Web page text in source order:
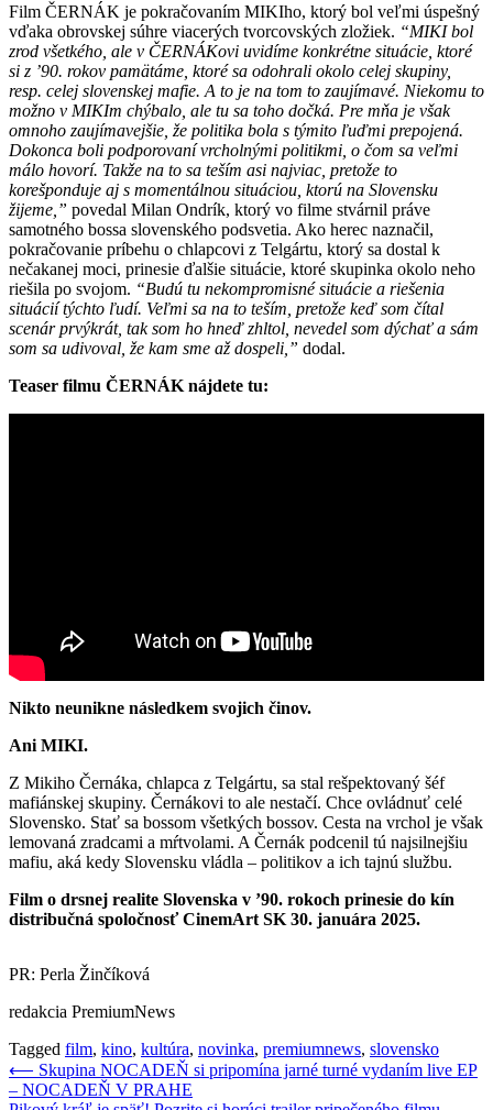
Film ČERNÁK je pokračovaním MIKIho, ktorý bol veľmi úspešný
vďaka obrovskej súhre viacerých tvorcovských zložiek. “MIKI bol
zrod všetkého, ale v ČERNÁKovi uvidíme konkrétne situácie, ktoré
si z ’90. rokov pamätáme, ktoré sa odohrali okolo celej skupiny,
resp. celej slovenskej mafie. A to je na tom to zaujímavé. Niekomu to
možno v MIKIm chýbalo, ale tu sa toho dočká. Pre mňa je však
omnoho zaujímavejšie, že politika bola s týmito ľuďmi prepojená.
Dokonca boli podporovaní vrcholnými politikmi, o čom sa veľmi
málo hovorí. Takže na to sa teším asi najviac, pretože to
korešponduje aj s momentálnou situáciou, ktorú na Slovensku
žijeme,” povedal Milan Ondrík, ktorý vo filme stvárnil práve
samotného bossa slovenského podsvetia. Ako herec naznačil,
pokračovanie príbehu o chlapcovi z Telgártu, ktorý sa dostal k
nečakanej moci, prinesie ďalšie situácie, ktoré skupinka okolo neho
riešila po svojom. “Budú tu nekompromisné situácie a riešenia
situácií týchto ľudí. Veľmi sa na to teším, pretože keď som čítal
scenár prvýkrát, tak som ho hneď zhltol, nevedel som dýchať a sám
som sa udivoval, že kam sme až dospeli,” dodal.
Teaser filmu ČERNÁK nájdete tu:
Nikto neunikne následkem svojich činov.
Ani MIKI.
Z Mikiho Černáka, chlapca z Telgártu, sa stal rešpektovaný šéf
mafiánskej skupiny. Černákovi to ale nestačí. Chce ovládnuť celé
Slovensko. Stať sa bossom všetkých bossov. Cesta na vrchol je však
lemovaná zradcami a mŕtvolami. A Černák podcenil tú najsilnejšiu
mafiu, aká kedy Slovensku vládla – politikov a ich tajnú službu.
Film o drsnej realite Slovenska v ’90. rokoch prinesie do kín
distribučná spoločnosť CinemArt SK 30. januára 2025.
PR: Perla Žinčíková
redakcia PremiumNews
Tagged film, kino, kultúra, novinka, premiumnews, slovensko
Navigácia
v
⟵ Skupina NOCADEŇ si pripomína jarné turné vydaním live EP
– NOCADEŇ V PRAHE